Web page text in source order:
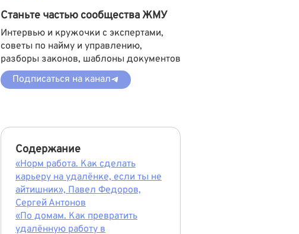
Станьте частью сообщества ЖМУ
Интервью и кружочки с экспертами,
советы по найму и управлению,
разборы законов, шаблоны документов
Подписаться на канал
Содержание
«Норм работа. Как сделать
карьеру на удалёнке, если ты не
айтишник», Павел Федоров,
Сергей Антонов
«По домам. Как превратить
удалённую работу в